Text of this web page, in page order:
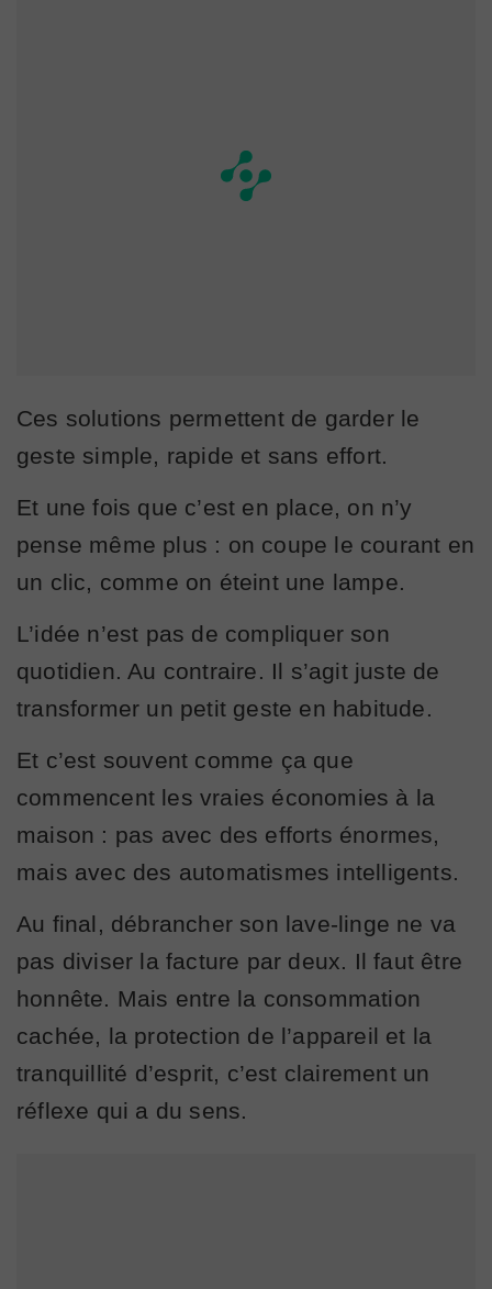
Ces solutions permettent de garder le
geste simple, rapide et sans effort.
Et une fois que c’est en place, on n’y
pense même plus : on coupe le courant en
un clic, comme on éteint une lampe.
L’idée n’est pas de compliquer son
quotidien. Au contraire. Il s’agit juste de
transformer un petit geste en habitude.
Et c’est souvent comme ça que
commencent les vraies économies à la
maison : pas avec des efforts énormes,
mais avec des automatismes intelligents.
Au final, débrancher son lave-linge ne va
pas diviser la facture par deux. Il faut être
honnête. Mais entre la consommation
cachée, la protection de l’appareil et la
tranquillité d’esprit, c’est clairement un
réflexe qui a du sens.